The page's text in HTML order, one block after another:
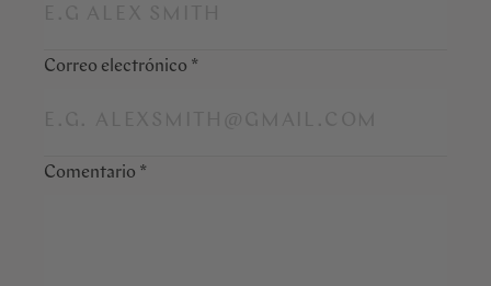
Correo electrónico *
Comentario *